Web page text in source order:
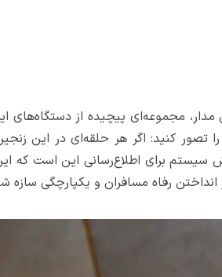
مدار، مجموعه‌ای پیچیده از
کنید: اگر هر حلقه‌ای در این
بلافاصله از حرکت بازمی‌ایستد تا از خطرات احتمالی جلوگیری کند. خطای 71 روش سیستم
رفاه مسافران و یکپارچگی سازه